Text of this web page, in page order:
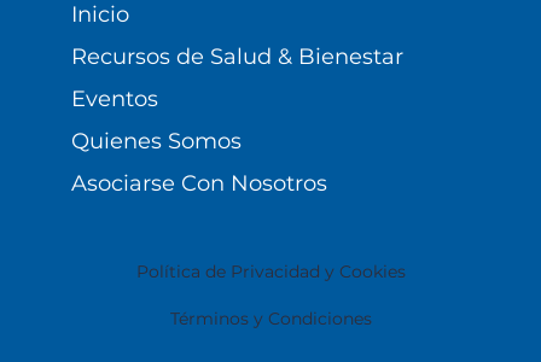
Política de Privacidad y Cookies
Términos y Condiciones
Inicio
Recursos de Salud & Bienestar
Eventos
Quienes Somos
Asociarse Con Nosotros